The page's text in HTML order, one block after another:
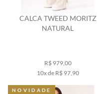
CALCA TWEED MORITZ
NATURAL
R$ 979,00
10x de R$ 97,90
NOVIDADE